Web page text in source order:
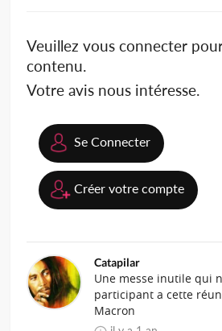
Veuillez vous connecter
contenu.
Votre avis nous intéresse.
Se Connecter
Créer votre compte
Catapilar
Une messe inutile qui
participant a cette
Macron